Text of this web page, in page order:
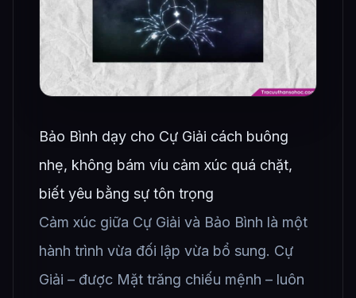
Bảo Bình dạy cho Cự Giải cách buông
nhẹ, không bám víu cảm xúc quá chặt,
biết yêu bằng sự tôn trọng
Cảm xúc giữa Cự Giải và Bảo Bình là một
hành trình vừa đối lập vừa bổ sung. Cự
Giải – được Mặt trăng chiếu mệnh – luôn